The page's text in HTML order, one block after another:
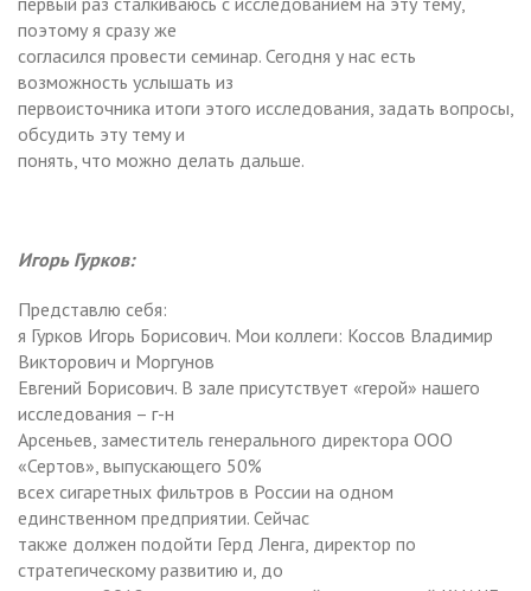
поэтому я сразу же
согласился провести семинар. Сегодня у нас есть
возможность услышать из
первоисточника итоги этого исследования, задать вопросы,
обсудить эту тему и
понять, что можно делать дальше.
Игорь Гурков:
Представлю себя:
я Гурков Игорь Борисович. Мои коллеги: Коссов Владимир
Викторович и Моргунов
Евгений Борисович. В зале присутствует «герой» нашего
исследования – г-н
Арсеньев, заместитель генерального директора ООО
«Сертов», выпускающего 50%
всех сигаретных фильтров в России на одном
единственном предприятии. Сейчас
также должен подойти Герд Ленга, директор по
стратегическому развитию и, до